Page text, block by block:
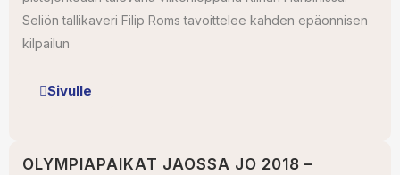
Seliön tallikaveri Filip Roms tavoittelee kahden epäonnisen
kilpailun
Sivulle
OLYMPIAPAIKAT JAOSSA JO 2018 –